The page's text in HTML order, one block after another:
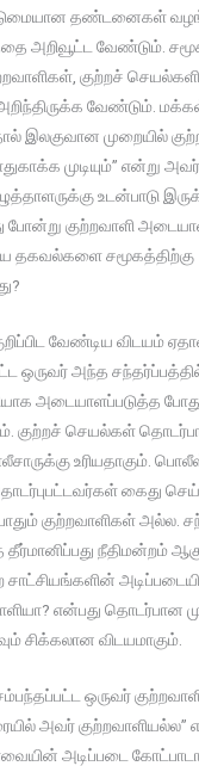
தண்டனைகள்
அறிவூட்ட வேண்டும்.
குற்றச்
வேண்டும்.
இலகுவான முறையில்
முடியும்” என்று
உடன்பாடு
போன்று குற்றவாளி
தகவல்களை சமூகத்திற்கு
வேண்டிய விடயம்
ஒருவர் அந்த
அடையாளப்படுத்த
குற்றச் செயல்கள்
உரியதாகும்.
கைது
குற்றவாளிகள் அல்ல.
தீர்மானிப்பது நீதிமன்றம்
என்பது தொடர்பான
சிக்கலான விடயமாகும்.
ஒருவர்
அவர் குற்றவாளியல்ல”
அடிப்படை